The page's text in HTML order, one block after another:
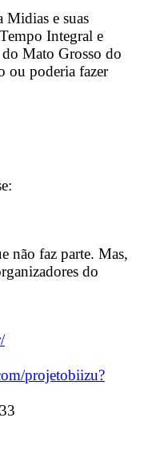
Midias e suas
Integral e
do Mato Grosso do
ou poderia fazer
não faz parte. Mas,
do
projetobiizu?